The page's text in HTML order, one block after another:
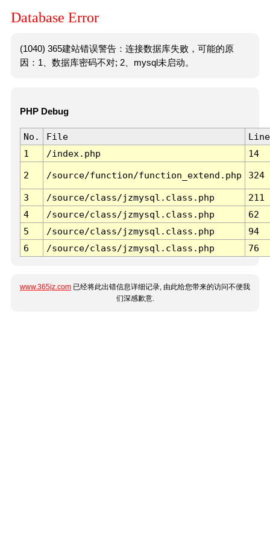
Database Error
(1040) 365建站错误警告：连接数据库失败，可能的原
因：1、数据库密码不对; 2、mysql未启动。
PHP Debug
No. File
Line
1
/index.php 14
2 /source/function/function_extend.php 324
3 /source/class/jzmysql.class.php
211
4
/source/class/jzmysql.class.php
62
5
/source/class/jzmysql.class.php
94
6
/source/class/jzmysql.class.php 76
www.365jz.com 已经将此出错信息详细记录, 由此给您带来的访问不便我
们深感歉意.